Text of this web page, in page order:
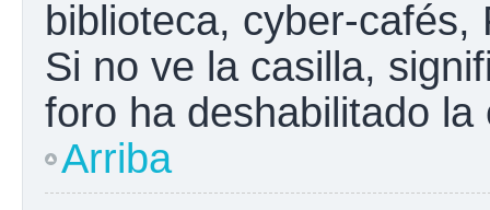
biblioteca, cyber-
Si no ve la casilla,
foro ha deshabilitado la
Arriba